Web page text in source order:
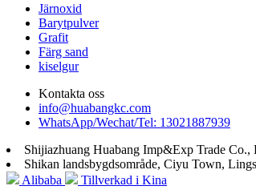
Järnoxid
Barytpulver
Grafit
Färg sand
kiselgur
Kontakta oss
info@huabangkc.com
WhatsApp/Wechat/Tel: 13021887939
Shijiazhuang Huabang Imp&Exp Trade Co.,
Shikan landsbygdsområde, Ciyu Town,
Alibaba
Tillverkad i Kina